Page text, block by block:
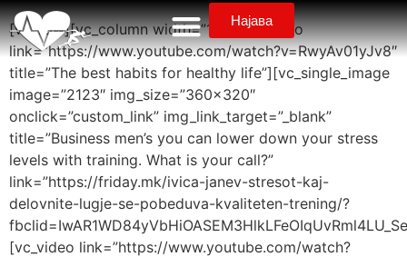
Најава
[vc_row][vc_column width=”1/3″][vc_video
link=”https://www.youtube.com/watch?v=RwyAv01yJv8″
title=”The best habits for healthy life”][vc_single_image
image=”2123″ img_size=”360×320″
onclick=”custom_link” img_link_target=”_blank”
title=”Business men’s you can lower down your stress
levels with training. What is your call?”
link=”https://friday.mk/ivica-janev-stresot-kaj-
delovnite-lugje-se-pobeduva-kvaliteten-trening/?
[vc_video link=”https://www.youtube.com/watch?